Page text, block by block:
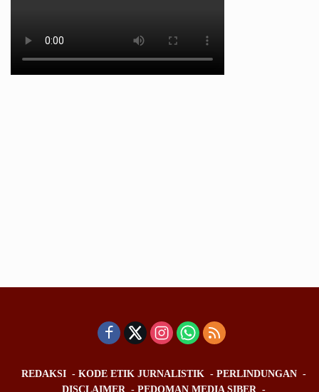
REDAKSI KODE ETIK JURNALISTIK
PERLINDUNGAN
DISCLAIMER
PEDOMAN MEDIA SIBER